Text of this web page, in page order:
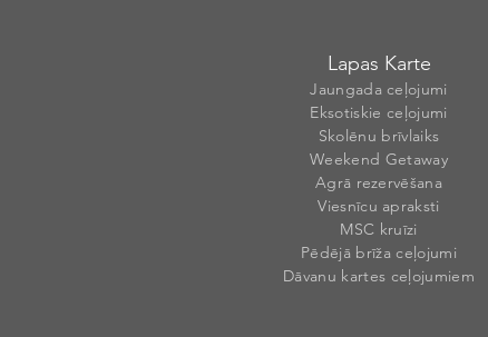
Lapas Karte
Jaungada ceļojumi
Eksotiskie ceļojumi
Skolēnu brīvlaiks
Weekend Getaway
Agrā rezervēšana
Viesnīcu apraksti
MSC kruīzi
Pēdējā brīža ceļojumi
Dāvanu kartes ceļojumiem